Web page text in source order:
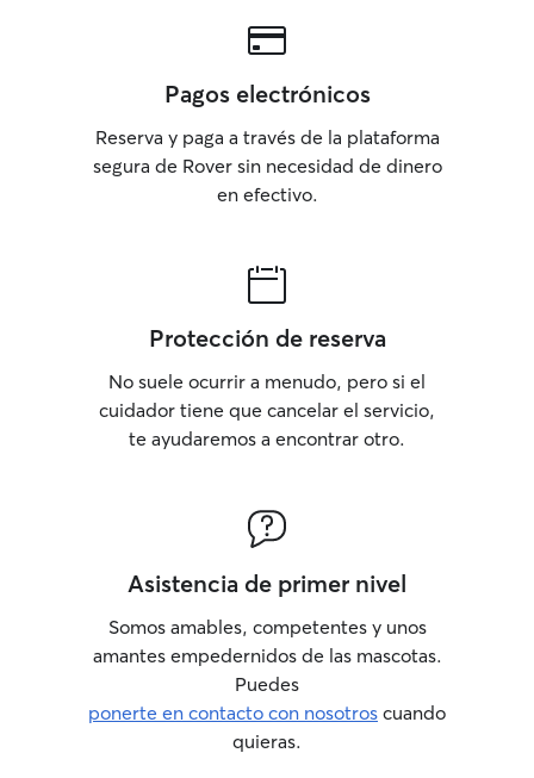
Pagos electrónicos
Reserva y paga a través de la plataforma
segura de Rover sin necesidad de dinero
en efectivo.
Protección de reserva
No suele ocurrir a menudo, pero si el
cuidador tiene que cancelar el servicio,
te ayudaremos a encontrar otro.
Asistencia de primer nivel
Somos amables, competentes y unos
amantes empedernidos de las mascotas.
Puedes
ponerte en contacto con nosotros cuando
quieras.